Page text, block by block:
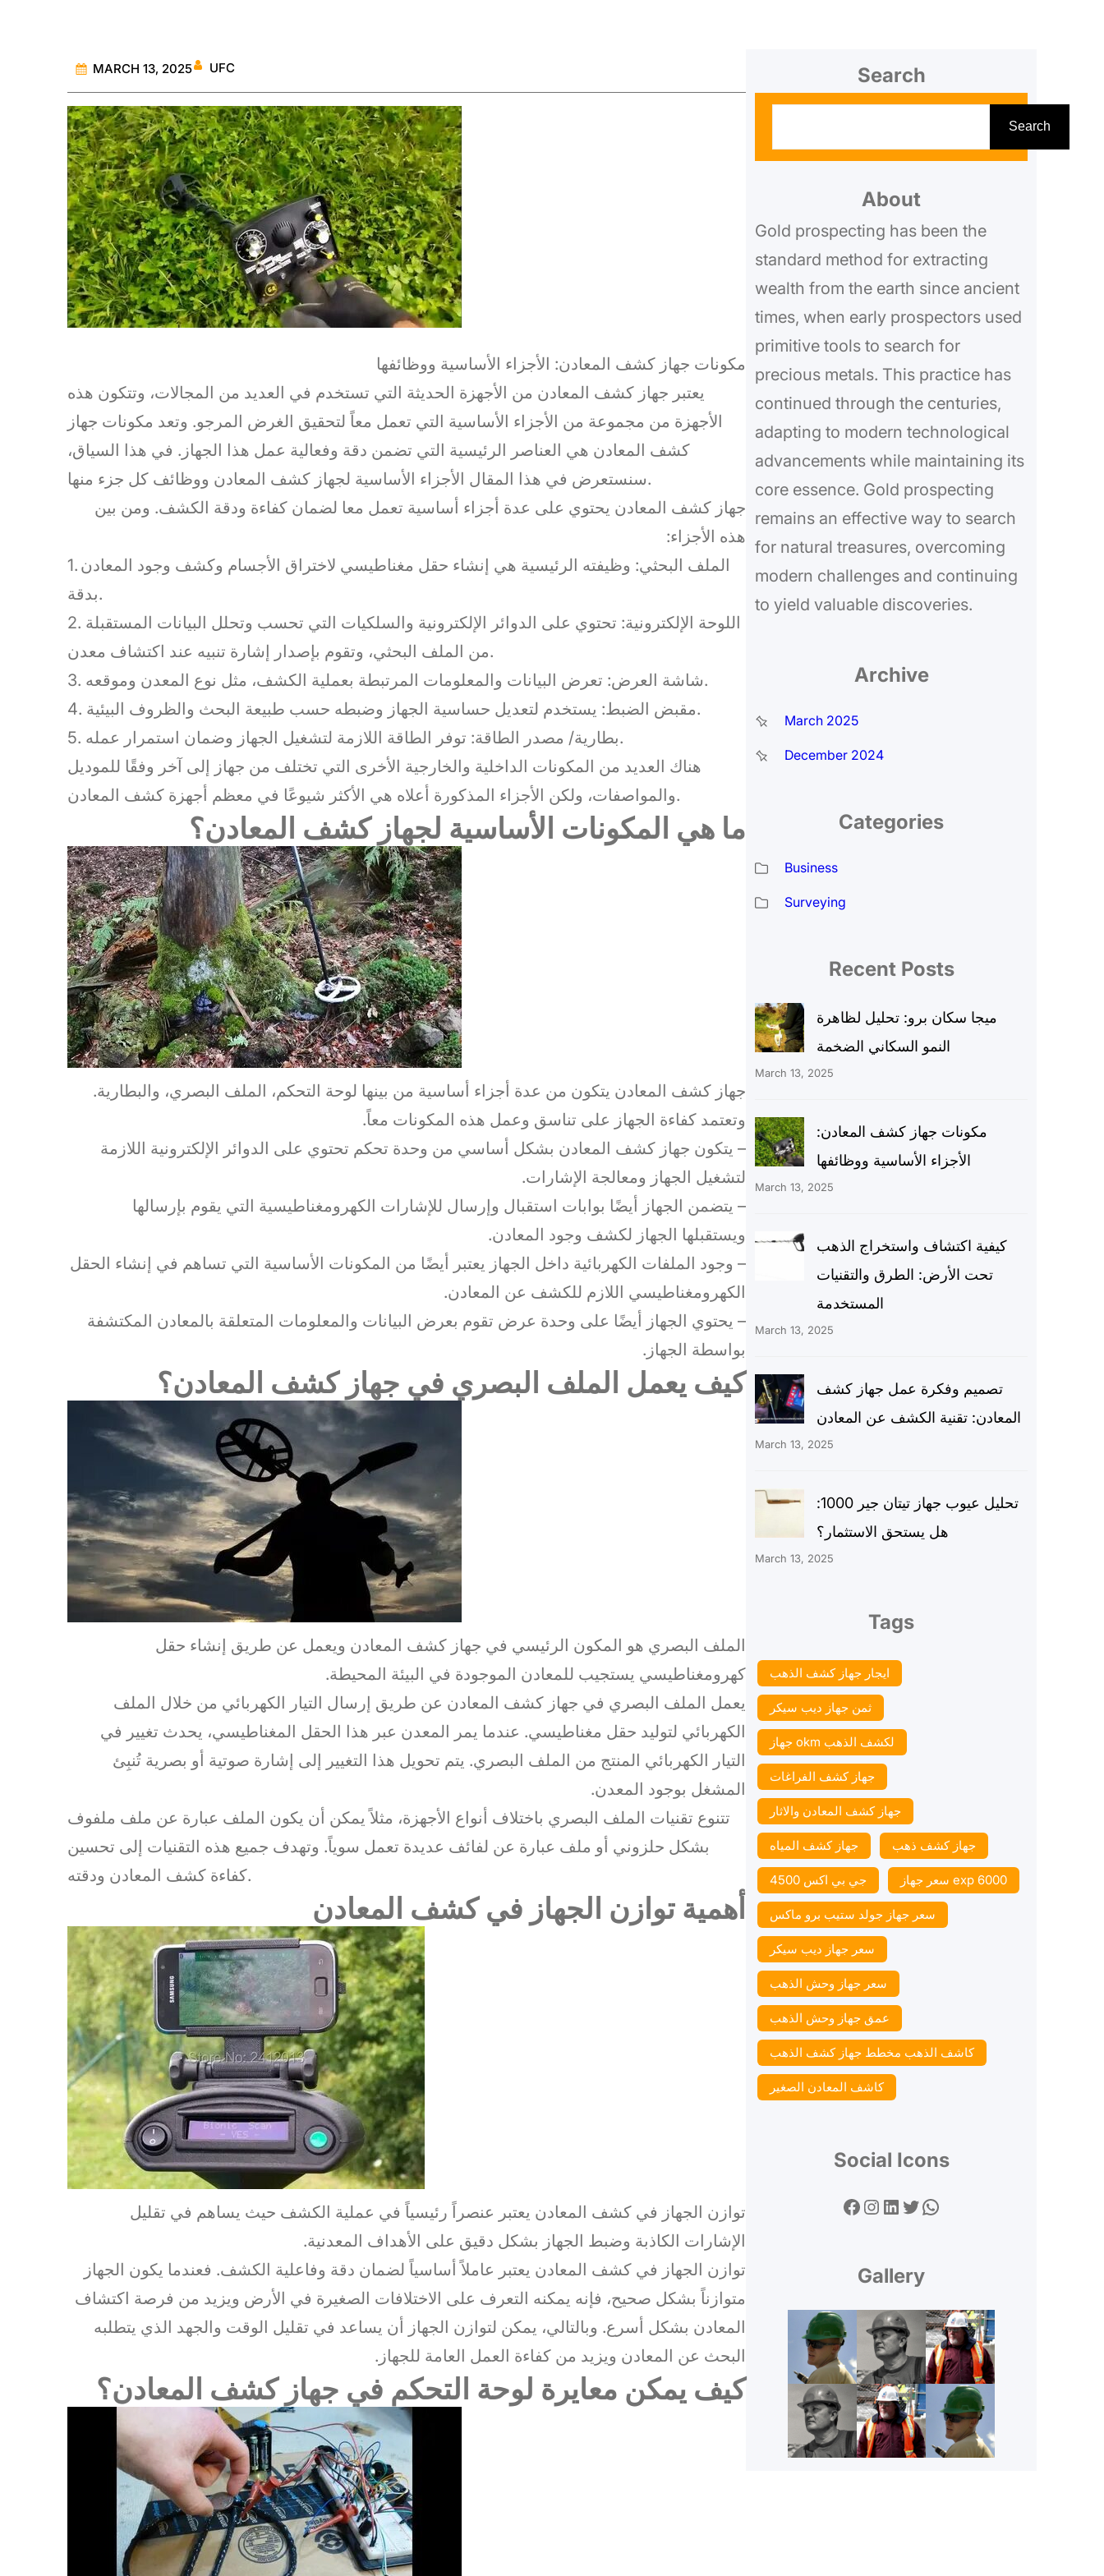
MARCH 13, 2025 UFC
مكونات جهاز كشف المعادن: الأجزاء الأساسية ووظائفها
يعتبر جهاز كشف المعادن من الأجهزة الحديثة التي تستخدم في العديد من المجالات، وتتكون هذه
الأجهزة من مجموعة من الأجزاء الأساسية التي تعمل معاً لتحقيق الغرض المرجو. وتعد مكونات جهاز
كشف المعادن هي العناصر الرئيسية التي تضمن دقة وفعالية عمل هذا الجهاز. في هذا السياق،
سنستعرض في هذا المقال الأجزاء الأساسية لجهاز كشف المعادن ووظائف كل جزء منها.
جهاز كشف المعادن يحتوي على عدة أجزاء أساسية تعمل معا لضمان كفاءة ودقة الكشف. ومن بين
هذه الأجزاء:
1. الملف البحثي: وظيفته الرئيسية هي إنشاء حقل مغناطيسي لاختراق الأجسام وكشف وجود المعادن
بدقة.
2. اللوحة الإلكترونية: تحتوي على الدوائر الإلكترونية والسلكيات التي تحسب وتحلل البيانات المستقبلة
من الملف البحثي، وتقوم بإصدار إشارة تنبيه عند اكتشاف معدن.
3. شاشة العرض: تعرض البيانات والمعلومات المرتبطة بعملية الكشف، مثل نوع المعدن وموقعه.
4. مقبض الضبط: يستخدم لتعديل حساسية الجهاز وضبطه حسب طبيعة البحث والظروف البيئية.
5. بطارية/ مصدر الطاقة: توفر الطاقة اللازمة لتشغيل الجهاز وضمان استمرار عمله.
هناك العديد من المكونات الداخلية والخارجية الأخرى التي تختلف من جهاز إلى آخر وفقًا للموديل
والمواصفات، ولكن الأجزاء المذكورة أعلاه هي الأكثر شيوعًا في معظم أجهزة كشف المعادن.
ما هي المكونات الأساسية لجهاز كشف المعادن؟
جهاز كشف المعادن يتكون من عدة أجزاء أساسية من بينها لوحة التحكم، الملف البصري، والبطارية.
وتعتمد كفاءة الجهاز على تناسق وعمل هذه المكونات معاً.
– يتكون جهاز كشف المعادن بشكل أساسي من وحدة تحكم تحتوي على الدوائر الإلكترونية اللازمة
لتشغيل الجهاز ومعالجة الإشارات.
– يتضمن الجهاز أيضًا بوابات استقبال وإرسال للإشارات الكهرومغناطيسية التي يقوم بإرسالها
ويستقبلها الجهاز لكشف وجود المعادن.
– وجود الملفات الكهربائية داخل الجهاز يعتبر أيضًا من المكونات الأساسية التي تساهم في إنشاء الحقل
الكهرومغناطيسي اللازم للكشف عن المعادن.
– يحتوي الجهاز أيضًا على وحدة عرض تقوم بعرض البيانات والمعلومات المتعلقة بالمعادن المكتشفة
بواسطة الجهاز.
كيف يعمل الملف البصري في جهاز كشف المعادن؟
الملف البصري هو المكون الرئيسي في جهاز كشف المعادن ويعمل عن طريق إنشاء حقل
كهرومغناطيسي يستجيب للمعادن الموجودة في البيئة المحيطة.
يعمل الملف البصري في جهاز كشف المعادن عن طريق إرسال التيار الكهربائي من خلال الملف
الكهربائي لتوليد حقل مغناطيسي. عندما يمر المعدن عبر هذا الحقل المغناطيسي، يحدث تغيير في
التيار الكهربائي المنتج من الملف البصري. يتم تحويل هذا التغيير إلى إشارة صوتية أو بصرية تُنبِئ
المشغل بوجود المعدن.
تتنوع تقنيات الملف البصري باختلاف أنواع الأجهزة، مثلاً يمكن أن يكون الملف عبارة عن ملف ملفوف
بشكل حلزوني أو ملف عبارة عن لفائف عديدة تعمل سوياً. وتهدف جميع هذه التقنيات إلى تحسين
كفاءة كشف المعادن ودقته.
أهمية توازن الجهاز في كشف المعادن
توازن الجهاز في كشف المعادن يعتبر عنصراً رئيسياً في عملية الكشف حيث يساهم في تقليل
الإشارات الكاذبة وضبط الجهاز بشكل دقيق على الأهداف المعدنية.
توازن الجهاز في كشف المعادن يعتبر عاملاً أساسياً لضمان دقة وفاعلية الكشف. فعندما يكون الجهاز
متوازناً بشكل صحيح، فإنه يمكنه التعرف على الاختلافات الصغيرة في الأرض ويزيد من فرصة اكتشاف
المعادن بشكل أسرع. وبالتالي، يمكن لتوازن الجهاز أن يساعد في تقليل الوقت والجهد الذي يتطلبه
البحث عن المعادن ويزيد من كفاءة العمل العامة للجهاز.
كيف يمكن معايرة لوحة التحكم في جهاز كشف المعادن؟
Search
a
c
Search
About
Gold prospecting has been the
standard method for extracting
wealth from the earth since ancient
times, when early prospectors used
primitive tools to search for
precious metals. This practice has
continued through the centuries,
adapting to modern technological
advancements while maintaining its
core essence. Gold prospecting
remains an effective way to search
for natural treasures, overcoming
modern challenges and continuing
to yield valuable discoveries.
Archive
March 2025
December 2024
Categories
Business
Surveying
Recent Posts
ميجا سكان برو: تحليل لظاهرة
النمو السكاني الضخمة
March 13, 2025
مكونات جهاز كشف المعادن:
الأجزاء الأساسية ووظائفها
March 13, 2025
كيفية اكتشاف واستخراج الذهب
تحت الأرض: الطرق والتقنيات
المستخدمة
March 13, 2025
تصميم وفكرة عمل جهاز كشف
المعادن: تقنية الكشف عن المعادن
March 13, 2025
تحليل عيوب جهاز تيتان جير 1000:
هل يستحق الاستثمار؟
March 13, 2025
Tags
ايجار جهاز كشف الذهب
ثمن جهاز ديب سيكر
جهاز okm لكشف الذهب
جهاز كشف الفراغات
جهاز كشف المعادن والاثار
جهاز كشف المياه جهاز كشف ذهب
جي بي اكس 4500 سعر جهاز exp 6000
سعر جهاز جولد ستيب برو ماكس
سعر جهاز ديب سيكر
سعر جهاز وحش الذهب
عمق جهاز وحش الذهب
كاشف الذهب مخطط جهاز كشف الذهب
كاشف المعادن الصغير
Social Icons
Facebook Instagram LinkedIn Twitter WhatsApp
Gallery